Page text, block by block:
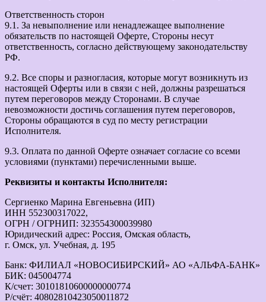
Ответственность сторон
9.1. За невыполнение или ненадлежащее выполнение
обязательств по настоящей Оферте, Стороны несут
ответственность, согласно действующему законодательству
РФ.
9.2. Все споры и разногласия, которые могут возникнуть из
настоящей Оферты или в связи с ней, должны разрешаться
путем переговоров между Сторонами. В случае
невозможности достичь соглашения путем переговоров,
Стороны обращаются в суд по месту регистрации
Исполнителя.
9.3. Оплата по данной Оферте означает согласие со всеми
условиями (пунктами) перечисленными выше.
Реквизиты и контакты Исполнителя:
Сергиенко Марина Евгеньевна (ИП)
ИНН 552300317022,
ОГРН / ОГРНИП: 323554300039980
Юридический адрес: Россия, Омская область,
г. Омск, ул. Учебная, д. 195
Банк: ФИЛИАЛ «НОВОСИБИРСКИЙ» АО «АЛЬФА-БАНК»
БИК: 045004774
К/счет: 30101810600000000774
Р/счёт: 40802810423050011872